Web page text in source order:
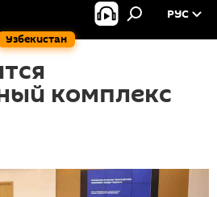
Узбекистан
РУС
комплекс